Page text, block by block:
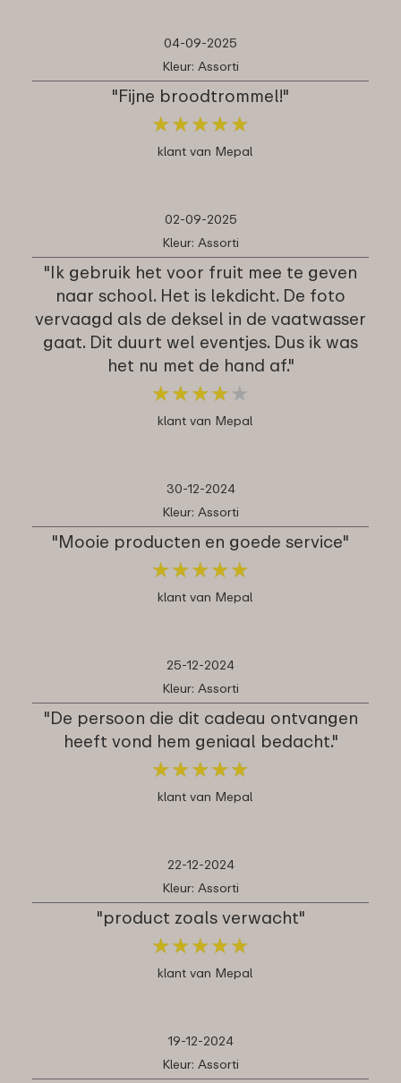
04-09-2025
Kleur: Assorti
"Fijne broodtrommel!"
★★★★★
★★★★★
klant van Mepal
02-09-2025
Kleur: Assorti
"Ik gebruik het voor fruit mee te geven
naar school. Het is lekdicht. De foto
vervaagd als de deksel in de vaatwasser
gaat. Dit duurt wel eventjes. Dus ik was
het nu met de hand af."
★★★★ ★
★★★★ ★
klant van Mepal
30-12-2024
Kleur: Assorti
"Mooie producten en goede service"
★★★★★
★★★★★
klant van Mepal
25-12-2024
Kleur: Assorti
"De persoon die dit cadeau ontvangen
heeft vond hem geniaal bedacht."
★★★★★
★★★★★
klant van Mepal
22-12-2024
Kleur: Assorti
"product zoals verwacht"
★★★★★
★★★★★
klant van Mepal
19-12-2024
Kleur: Assorti